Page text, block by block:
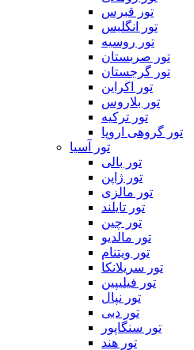
تور قبرس
تور انگلیس
تور روسیه
تور صربستان
تور گرجستان
تور اکراین
تور بلاروس
تور ترکیه
تور گروهی اروپا
تور آسیا
تور بالی
تور ژاپن
تور مالزی
تور تایلند
تور چین
تور مالدیو
تور ویتنام
تور سریلانکا
تور فیلیپین
تور نپال
تور دبی
تور سنگاپور
تور هند